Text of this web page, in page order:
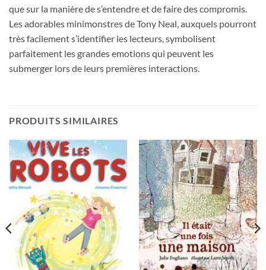
que sur la manière de s’entendre et de faire des compromis.
Les adorables minimonstres de Tony Neal, auxquels pourront
très facilement s’identifier les lecteurs, symbolisent
parfaitement les grandes emotions qui peuvent les
submerger lors de leurs premières interactions.
PRODUITS SIMILAIRES